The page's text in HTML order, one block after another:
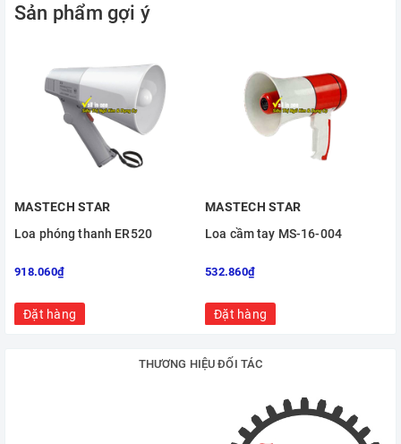
Sản phẩm gợi ý
MASTECH STAR
Loa phóng thanh ER520
918.060₫
Đặt hàng
MASTECH STAR
Loa cầm tay MS-16-004
532.860₫
Đặt hàng
THƯƠNG HIỆU ĐỐI TÁC